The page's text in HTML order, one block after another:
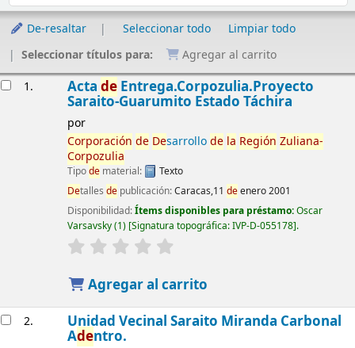
De-resaltar Seleccionar todo
Limpiar todo
Seleccionar títulos para:
Agregar al carrito
1. Acta deEntrega.Corpozulia.Proyecto
Saraito-Guarumito Estado Táchira
por
Corporación de Desarrollode la Región Zuliana-
Corpozulia
Tipodematerial:
Texto
Detalles depublicación:Caracas,11 deenero 2001
Disponibilidad:Ítems disponibles para préstamo:Oscar
Varsavsky(1) Signatura topográfica:IVP-D-055178 .
Agregar al carrito
2. Unidad Vecinal Saraito Miranda Carbonal
Adentro.